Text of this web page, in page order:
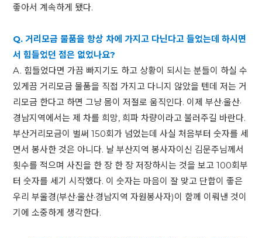
좋아서 계속하게 됐다.
Q. 거리모금 물품을 항상 차에 가지고 다닌다고 들었는데 하시면
서 힘들었던 점은 없었나요?
A. 힘들었다면 가끔 빠지기도 하고 상황이 되시는 분들이 하실 수
있게끔 거리모금 물품을 직접 가지고 다니지 않았을 텐데 저는 거
리모금 한다고 하면 그냥 몸이 저절로 움직인다. 이제 부산·울산·
경남지역에서는 제 차를 희망, 희파 차량이라고 불러주길 바란다.
부산거리모금이 벌써 150회가 넘었는데 사실 처음부터 숫자를 세
면서 봉사한 것은 아니다. 날 부산지역 봉사자이신 김문주님께서
횟수를 적으며 사진을 한 장 한 장 저장하시는 것을 보고 100회부
터 숫자를 세기 시작했다. 이 숫자는 마음이 잘 맞고 단합이 좋은
우리 부울경(부산·울산·경남지역 자원봉사자)이 함께 이뤄낸 것이
기에 소중하게 생각한다.